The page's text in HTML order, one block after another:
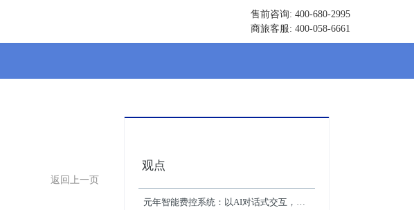
售前咨询: 400-680-2995
商旅客服: 400-058-6661
返回上一页
观点
元年智能费控系统：以AI对话式交互，重